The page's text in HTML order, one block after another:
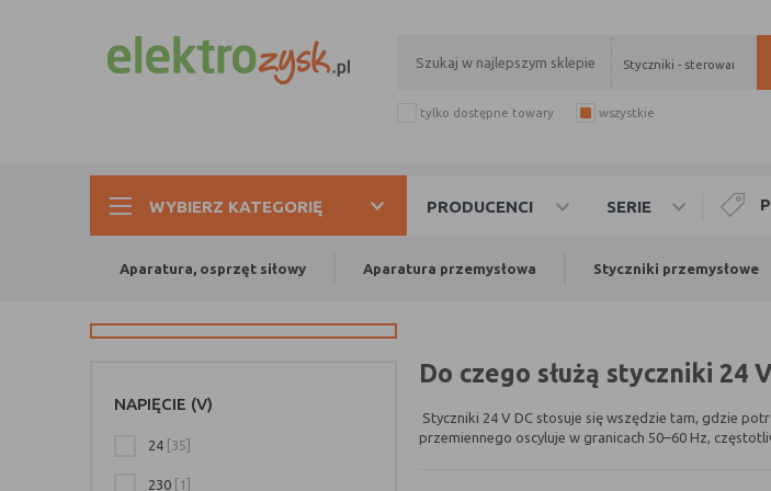
Styczniki - sterowanie
tylko dostępne towary wszystkie
WYBIERZ KATEGORIĘ PRODUCENCI SERIE
Aparatura, osprzęt siłowy Aparatura przemysłowa Styczniki przemysłowe
NAPIĘCIE (V)
24 [35]
230 [1]
Do czego służą styczniki 24
Styczniki 24 V DC stosuje się wszędzie tam, gdzie
przemiennego oscyluje w granicach 50–60 Hz,
Dzieje się tak, ponieważ napięcie prądu stałego nie